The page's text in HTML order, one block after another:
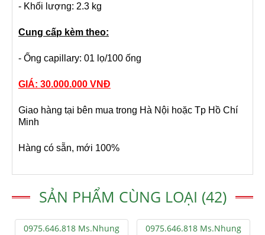
- Khối lượng: 2.3 kg
Cung cấp kèm theo:
- Ống capillary: 01 lọ/100 ống
GIÁ: 30.000.000 VNĐ
Giao hàng tại bên mua trong Hà Nội hoặc Tp Hồ Chí
Minh
Hàng có sẵn, mới 100%
SẢN PHẨM CÙNG LOẠI (42)
0975.646.818 Ms.Nhung 0975.646.818 Ms.Nhung